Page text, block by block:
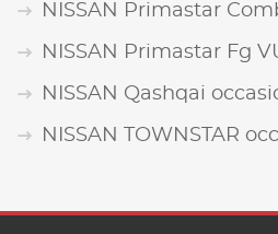
NISSAN Primastar
NISSAN Primastar Fg
NISSAN Qashqai
NISSAN TOWNSTAR